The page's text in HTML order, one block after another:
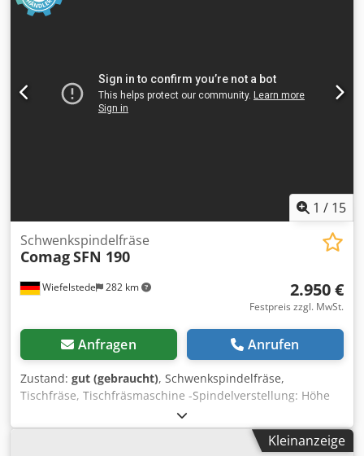
1 / 15
Wiefelstede 282 km
Schwenkspindelfräse
ComagSFN 190
2.950 €
Festpreis zzgl. MwSt.
Anfragen Anrufen
Zustand: gut (gebraucht), Schwenkspindelfräse,
Tischfräse, Tischfräsmaschine -Spindelverstellung: Höhe
und Winkel -schwenkbar: -3° bis 45° -Antrieb: 4,5/5,5 kW -
Drehzahl: 3000/4500/6000/9000/12000 U/min -
Vorschubapparat Holz-Her 3 Rollen -Nutzlänge der Welle:
Kleinanzeige